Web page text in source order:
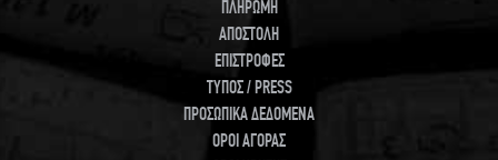
ΠΛΗΡΩΜΗ
ΑΠΟΣΤΟΛΗ
ΕΠΙΣΤΡΟΦΕΣ
ΤΥΠΟΣ / PRESS
ΠΡΟΣΩΠΙΚΑ ΔΕΔΟΜΕΝΑ
ΟΡΟΙ ΑΓΟΡΑΣ